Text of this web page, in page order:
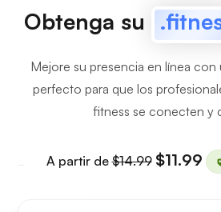
Obtenga su
Mejore su presencia en línea
perfecto para que los
fitness se conecten y
A partir de$14.99 $11.99